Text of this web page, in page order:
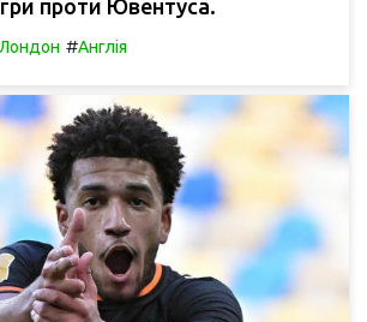
проти Ювентуса.
Лондон #Англія